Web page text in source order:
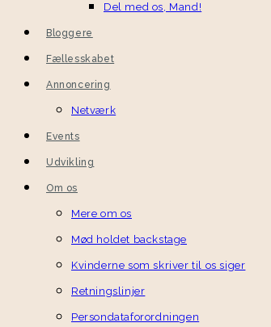
Del med os, Mand!
Bloggere
Fællesskabet
Annoncering
Netværk
Events
Udvikling
Om os
Mere om os
Mød holdet backstage
Kvinderne som skriver til os siger
Retningslinjer
Persondataforordningen